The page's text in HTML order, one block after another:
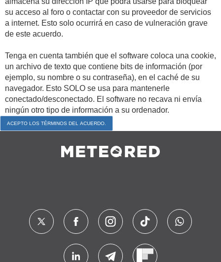
su acceso al foro o contactar con su proveedor de servicios
a internet. Esto solo ocurrirá en caso de vulneración grave
de este acuerdo.
Tenga en cuenta también que el software coloca una cookie,
un archivo de texto que contiene bits de información (por
ejemplo, su nombre o su contraseña), en el caché de su
navegador. Esto SOLO se usa para mantenerle
conectado/desconectado. El software no recava ni envía
ningún otro tipo de información a su ordenador.